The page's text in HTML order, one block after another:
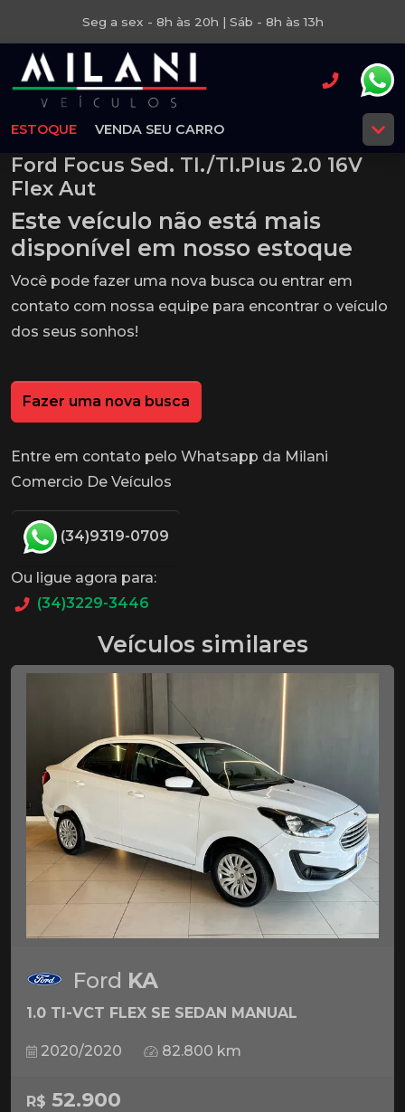
Seg a sex - 8h às 20h | Sáb - 8h às 13h
ESTOQUE VENDA SEU CARRO
Ford Focus Sed. TI./TI.Plus 2.0 16V
Flex Aut
Este veículo não está mais
disponível em nosso estoque
Você pode fazer uma nova busca ou entrar em
contato com nossa equipe para encontrar o veículo
dos seus sonhos!
Fazer uma nova busca
Entre em contato pelo Whatsapp da Milani
Comercio De Veículos
(34)9319-0709
Ou ligue agora para:
(34)3229-3446
Veículos similares
Ford KA
1.0 TI-VCT FLEX SE SEDAN MANUAL
2020/2020 82.800 km
R$ 52.900